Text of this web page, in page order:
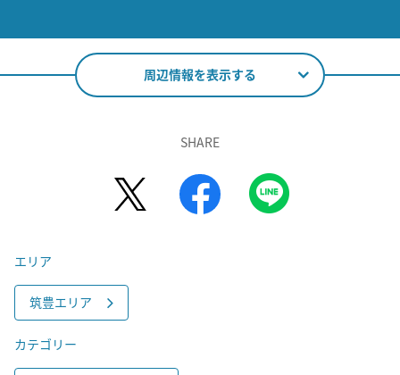
周辺情報を表示する
SHARE
エリア
筑豊エリア
カテゴリー